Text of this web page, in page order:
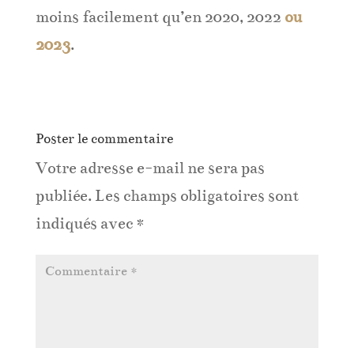
moins facilement qu’en 2020, 2022 ou
2023.
Poster le commentaire
Votre adresse e-mail ne sera pas
publiée. Les champs obligatoires sont
indiqués avec *